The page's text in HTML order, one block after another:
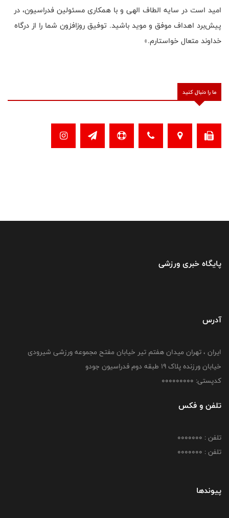
امید است در سایه الطاف الهی و با همکاری مسئولین فدراسیون، در
پیش‌برد اهداف موفق و موید باشید. توفیق روزافزون شما را از درگاه
خداوند متعال خواستارم.»
ما را دنبال کنید
پایگاه خبری ورزشی
آدرس
ایران ، تهران میدان هفتم تیر خیابان مفتح مجموعه ورزشی شیرودی
خیابان ورزنده پلاک ۱۹ طبقه دوم فدراسیون جودو
کدپستی: 000000000
تلفن و فکس
تلفن : 0000000
تلفن : 0000000
پیوندها